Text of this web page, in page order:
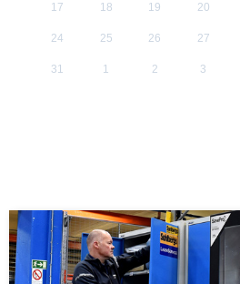
17 18 19 20
24 25 26 27
31 1 2 3